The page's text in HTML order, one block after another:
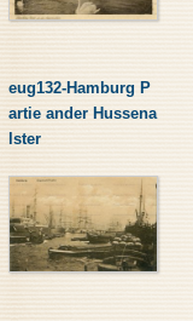
eug132-Hamburg P
artie ander Hussena
lster